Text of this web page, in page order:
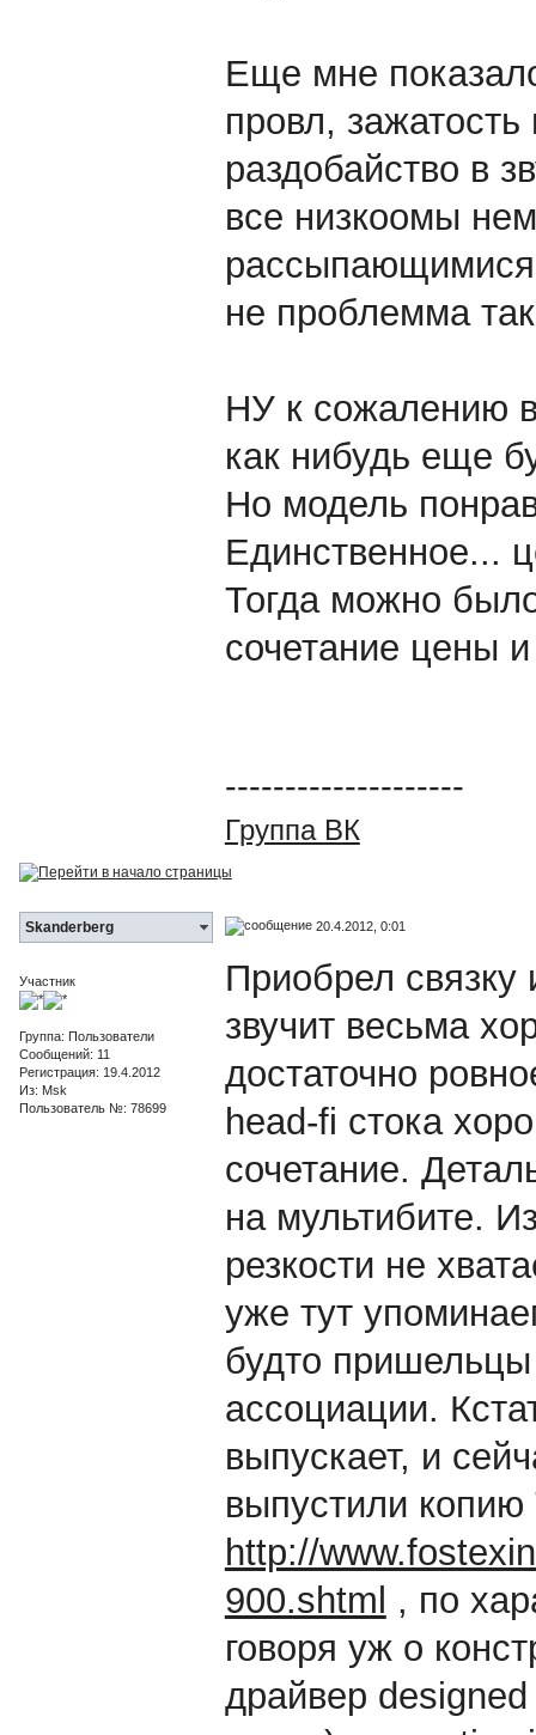
Еще мне
провл,
раздобайство в
все низкоомы
не проблемма
НУ к сожалению
как нибудь еще
Но модель
Единственное...
Тогда можно
сочетание цены и
--------------------
Группа ВК
Skanderberg 20.4.2012, 0:01
Участник
Группа: Пользователи
Сообщений: 11
Регистрация: 19.4.2012
Из: Msk
Пользователь №: 78699
Приобрел связку
звучит весьма
достаточно
head-fi стока
сочетание.
на мультибите.
резкости не
уже тут
будто пришельцы
ассоциации.
выпускает, и
выпустили копию
http://
900.shtml , по
говоря уж о
драйвер